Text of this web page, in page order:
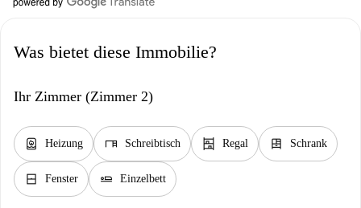
Was bietet diese Immobilie?
Ihr Zimmer (Zimmer 2)
water_heater Heizung desk Schreibtisch shelves Regal dresser Schrank
window_closed Fenster airline_seat_flat Einzelbett